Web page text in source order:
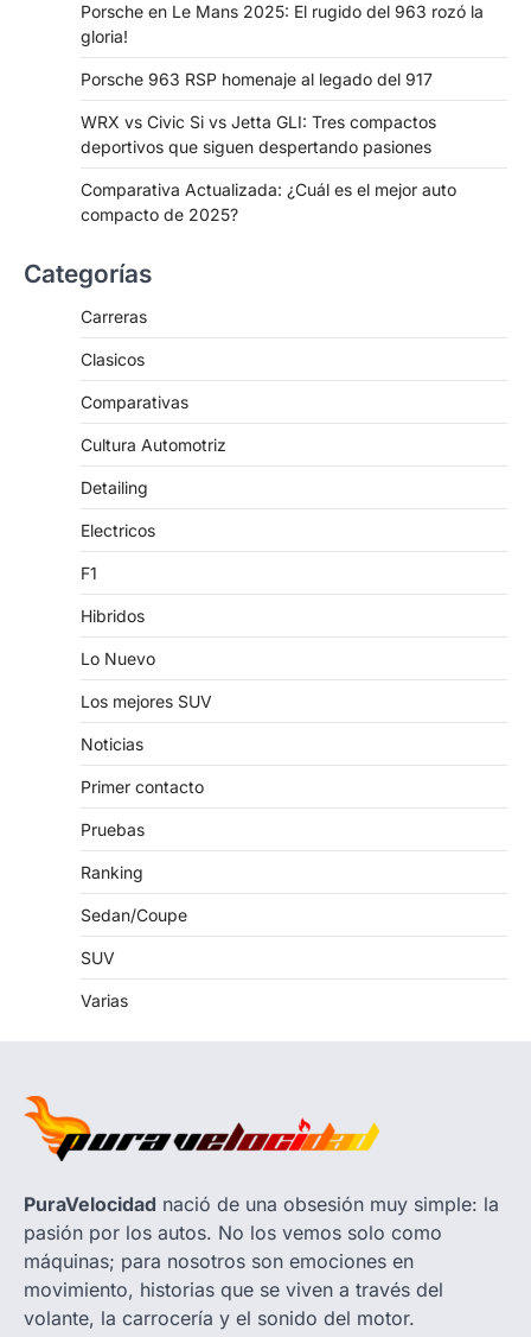
Porsche en Le Mans 2025: El rugido del 963 rozó la
gloria!
Porsche 963 RSP homenaje al legado del 917
WRX vs Civic Si vs Jetta GLI: Tres compactos
deportivos que siguen despertando pasiones
Comparativa Actualizada: ¿Cuál es el mejor auto
compacto de 2025?
Categorías
Carreras
Clasicos
Comparativas
Cultura Automotriz
Detailing
Electricos
F1
Hibridos
Lo Nuevo
Los mejores SUV
Noticias
Primer contacto
Pruebas
Ranking
Sedan/Coupe
SUV
Varias
PuraVelocidad nació de una obsesión muy simple: la
pasión por los autos. No los vemos solo como
máquinas; para nosotros son emociones en
movimiento, historias que se viven a través del
volante, la carrocería y el sonido del motor.